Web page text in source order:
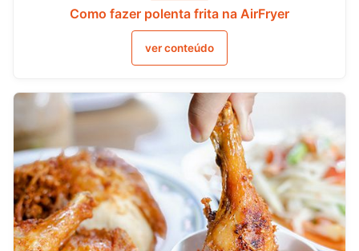
Como fazer polenta frita na AirFryer
ver conteúdo